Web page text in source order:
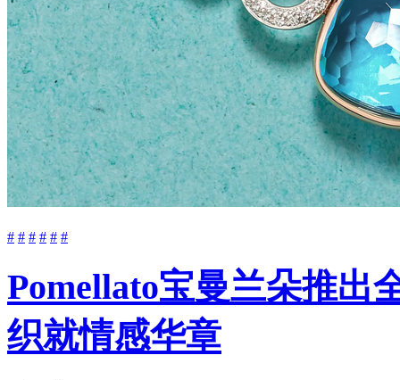
# # # # # #
Pomellato宝曼兰朵推出
织就情感华章